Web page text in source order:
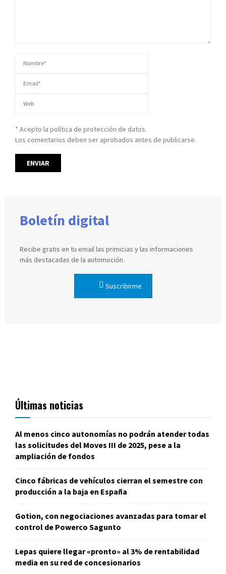
* Acepto la política de protección de datos.
Los comentarios deben ser aprobados antes de publicarse.
Boletín digital
Recibe gratis en tu email las primicias y las informaciones
más destacadas de la automoción.
Suscribirme
Últimas noticias
Al menos cinco autonomías no podrán atender todas
las solicitudes del Moves III de 2025, pese a la
ampliación de fondos
Cinco fábricas de vehículos cierran el semestre con
producción a la baja en España
Gotion, con negociaciones avanzadas para tomar el
control de Powerco Sagunto
Lepas quiere llegar «pronto» al 3% de rentabilidad
media en su red de concesionarios